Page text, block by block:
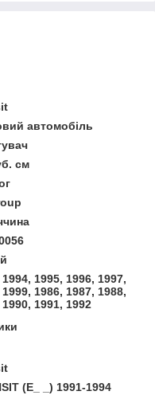
автомобіль
см
1995, 1996, 1997,
1986, 1987, 1988,
1991, 1992
(E_ _) 1991-1994